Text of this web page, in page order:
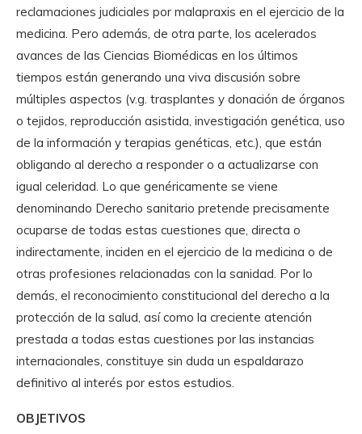
reclamaciones judiciales por malapraxis en el ejercicio de la
medicina. Pero además, de otra parte, los acelerados
avances de las Ciencias Biomédicas en los últimos
tiempos están generando una viva discusión sobre
múltiples aspectos (v.g. trasplantes y donación de órganos
o tejidos, reproducción asistida, investigación genética, uso
de la información y terapias genéticas, etc.), que están
obligando al derecho a responder o a actualizarse con
igual celeridad. Lo que genéricamente se viene
denominando Derecho sanitario pretende precisamente
ocuparse de todas estas cuestiones que, directa o
indirectamente, inciden en el ejercicio de la medicina o de
otras profesiones relacionadas con la sanidad. Por lo
demás, el reconocimiento constitucional del derecho a la
protección de la salud, así como la creciente atención
prestada a todas estas cuestiones por las instancias
internacionales, constituye sin duda un espaldarazo
definitivo al interés por estos estudios.
OBJETIVOS